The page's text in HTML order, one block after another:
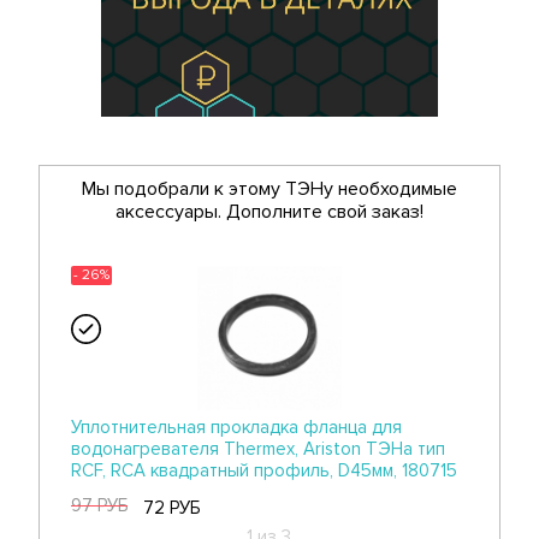
Мы подобрали к этому ТЭНу необходимые
аксессуары. Дополните свой заказ!
- 26%
Уплотнительная прокладка фланца для
водонагревателя Thermex, Ariston ТЭНа тип
RCF, RCA квадратный профиль, D45мм, 180715
97 РУБ
72 РУБ